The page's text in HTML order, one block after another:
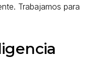
Trabajamos para